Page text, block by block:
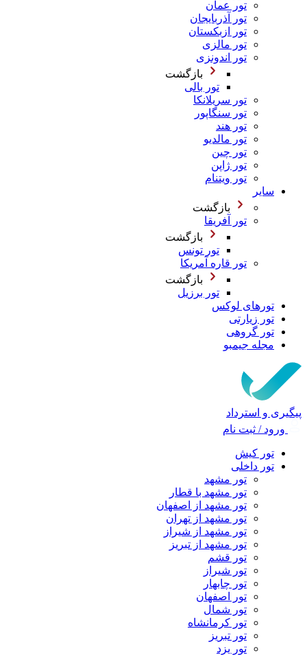
تور عمان
تور آذربایجان
تور ازبکستان
تور مالزی
تور اندونزی
بازگشت
تور بالی
تور سریلانکا
تور سنگاپور
تور هند
تور مالدیو
تور چین
تور ژاپن
تور ویتنام
سایر
بازگشت
تور آفریقا
بازگشت
تور تونس
تور قاره آمریکا
بازگشت
تور برزیل
تورهای لوکس
تور زیارتی
تور گروهی
مجله جیمبو
پیگیری و استرداد
ورود / ثبت نام
تور کیش
تور داخلی
تور مشهد
تور مشهد با قطار
تور مشهد از اصفهان
تور مشهد از تهران
تور مشهد از شیراز
تور مشهد از تبریز
تور قشم
تور شیراز
تور چابهار
تور اصفهان
تور شمال
تور کرمانشاه
تور تبریز
تور یزد